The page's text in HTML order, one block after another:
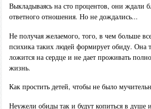
Выкладываясь на сто процентов, они ждали
ответного отношения. Но не дождались...
Не получая желаемого, того, в чем больше
психика таких людей формирует обиду. Она
ложится на сердце и не дает проживать
жизнь.
Как простить детей, чтобы не было
Неужели обиды так и будут копиться в душе